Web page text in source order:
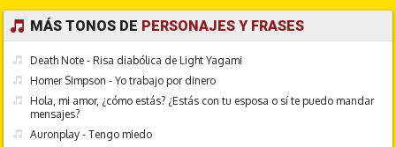
MÁS TONOS DE PERSONAJES Y FRASES
Death Note - Risa diabólica de Light Yagami
Homer Simpson - Yo trabajo por dinero
Hola, mi amor, ¿cómo estás? ¿Estás con tu esposa o sí te puedo mandar
mensajes?
Auronplay - Tengo miedo